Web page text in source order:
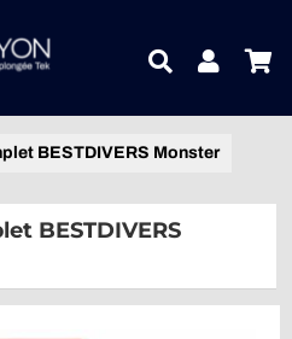
BESTDIVERS Monster
BESTDIVERS